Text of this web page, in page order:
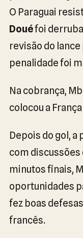
O Paraguai
Douéfoi
revisão do
penalidade foi
Na cobrança,
colocou a
Depois do gol,
com discussões
minutos finais,
oportunidades
fez boas
francês.